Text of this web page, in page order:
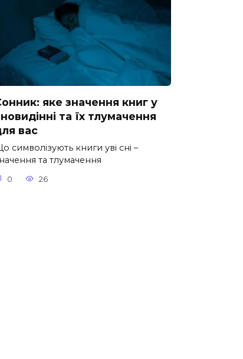
яке значення книг у
та їх тлумачення
вас
символізують книги уві сні –
та тлумачення
0 26